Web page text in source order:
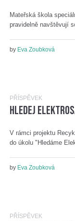
Mateřská škola
pravidelně navštěvují
by Eva Zoubková
PŘÍSPĚVEK
Hledej
V rámci projektu
do úkolu "Hledáme
by Eva Zoubková
PŘÍSPĚVEK